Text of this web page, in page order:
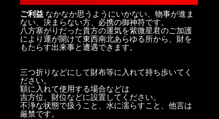
ご利益 なかなか思うようにいかない、物事が進ま
ない、決まらない方、必携の御神符です。
八方塞がりだった貴方の運気を紫微星君のご加護
により運が開けて東西南北あらゆる所から、財を
もたらす出来事と遭遇できます。
三つ折りなどにして財布等に入れて持ち歩いてく
ださい。
額に入れて使用する場合などは
吉方位、財位などに設置してください。
不浄な状態で扱うこと、水に濡らすこと、他言は
厳禁です。